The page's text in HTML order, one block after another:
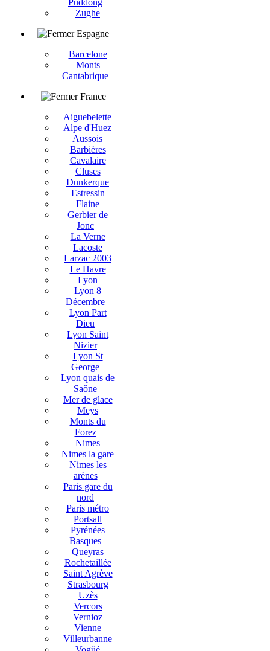
Puddong
Zughe
Espagne
Barcelone
Monts
Cantabrique
France
Aiguebelette
Alpe d'Huez
Aussois
Barbières
Cavalaire
Cluses
Dunkerque
Estressin
Flaine
Gerbier de
Jonc
La Verne
Lacoste
Larzac 2003
Le Havre
Lyon
Lyon 8
Décembre
Lyon Part
Dieu
Lyon Saint
Nizier
Lyon St
George
Lyon quais de
Saône
Mer de glace
Meys
Monts du
Forez
Nimes
Nimes la gare
Nimes les
arènes
Paris gare du
nord
Paris métro
Portsall
Pyrénées
Basques
Queyras
Rochetaillée
Saint Agrève
Strasbourg
Uzès
Vercors
Vernioz
Vienne
Villeurbanne